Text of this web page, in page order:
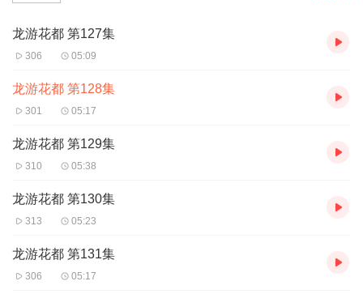
龙游花都 第127集
306 05:09
龙游花都 第128集
301 05:17
龙游花都 第129集
310 05:38
龙游花都 第130集
313 05:23
龙游花都 第131集
306 05:17